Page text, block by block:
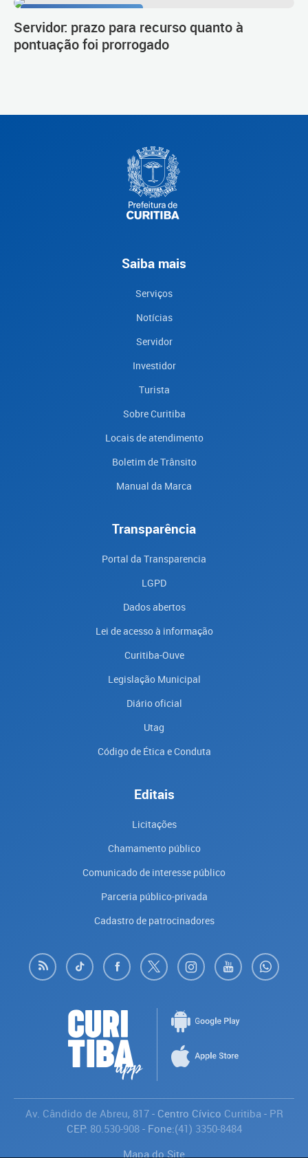
Servidor: prazo para recurso quanto à
pontuação foi prorrogado
Saiba mais
Serviços
Notícias
Servidor
Investidor
Turista
Sobre Curitiba
Locais de atendimento
Boletim de Trânsito
Manual da Marca
Transparência
Portal da Transparencia
LGPD
Dados abertos
Lei de acesso à informação
Curitiba-Ouve
Legislação Municipal
Diário oficial
Utag
Código de Ética e Conduta
Editais
Licitações
Chamamento público
Comunicado de interesse público
Parceria público-privada
Cadastro de patrocinadores
Av. Cândido de Abreu, 817- Centro Cívico Curitiba - PR
CEP: 80.530-908- Fone:(41) 3350-8484
Mapa do Site